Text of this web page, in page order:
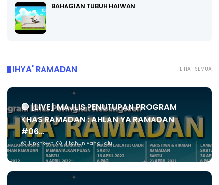
BAHAGIAN TUBUH HAIWAN
LIHAT SEMUA
IHYA' RAMADAN
🔴 [LIVE] MAJLIS PENUTUPAN PROGRAM
KHAS RAMADAN : AHLAN YA RAMADAN
#06...
Unknown 4 tahun yang lalu